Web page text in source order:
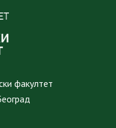
факултет